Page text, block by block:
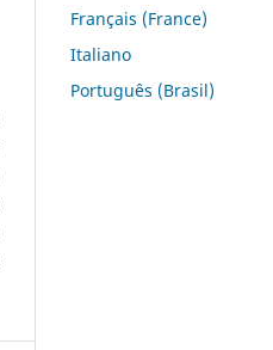
Français (France)
Italiano
Português (Brasil)